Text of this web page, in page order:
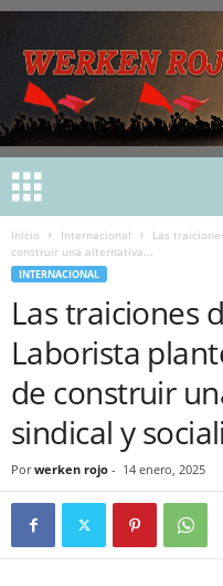
Inicio Internacional
Las
construir una alternativa...
INTERNACIONAL
Las traiciones
Laborista
de construir
sindical y
Por werken rojo - 14 enero, 2025